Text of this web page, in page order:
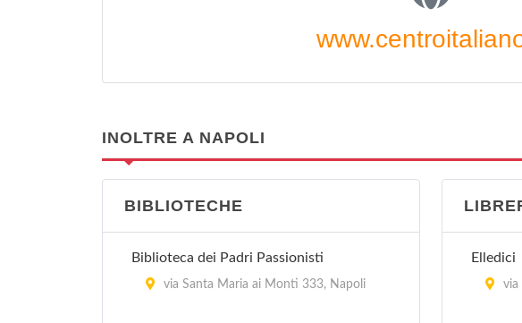
INOLTRE A NAPOLI
BIBLIOTECHE
Biblioteca dei Padri Passionisti
via Santa Maria ai Monti 333, Napoli
Elledici
via